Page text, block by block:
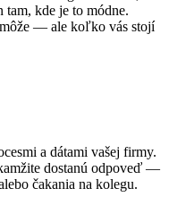
tam, kde je to módne.
— ale koľko vás stojí
a dátami vašej firmy.
dostanú odpoveď —
čakania na kolegu.